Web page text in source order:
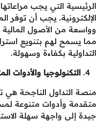
الرئيسية التي يجب
الإلكترونية. يجب أن توفر
وواسعة من الأصول المالية
مما يسمح لهم بتنويع
التداولية بكفاءة وسهولة.
التكنولوجيا والأدوات
منصة التداول الناجحة هي
متقدمة وأدوات متنوعة
جيدة إلى واجهة سهلة